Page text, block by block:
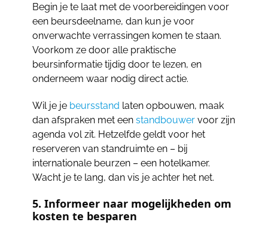
Begin je te laat met de voorbereidingen voor
een beursdeelname, dan kun je voor
onverwachte verrassingen komen te staan.
Voorkom ze door alle praktische
beursinformatie tijdig door te lezen, en
onderneem waar nodig direct actie.
Wil je je beursstand laten opbouwen, maak
dan afspraken met een standbouwer voor zijn
agenda vol zit. Hetzelfde geldt voor het
reserveren van standruimte en – bij
internationale beurzen – een hotelkamer.
Wacht je te lang, dan vis je achter het net.
5. Informeer naar mogelijkheden om
kosten te besparen